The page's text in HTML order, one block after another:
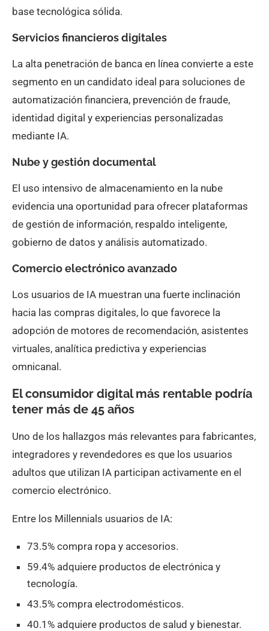
base tecnológica sólida.
Servicios financieros digitales
La alta penetración de banca en línea convierte a este
segmento en un candidato ideal para soluciones de
automatización financiera, prevención de fraude,
identidad digital y experiencias personalizadas
mediante IA.
Nube y gestión documental
El uso intensivo de almacenamiento en la nube
evidencia una oportunidad para ofrecer plataformas
de gestión de información, respaldo inteligente,
gobierno de datos y análisis automatizado.
Comercio electrónico avanzado
Los usuarios de IA muestran una fuerte inclinación
hacia las compras digitales, lo que favorece la
adopción de motores de recomendación, asistentes
virtuales, analítica predictiva y experiencias
omnicanal.
El consumidor digital más rentable podría
tener más de 45 años
Uno de los hallazgos más relevantes para fabricantes,
integradores y revendedores es que los usuarios
adultos que utilizan IA participan activamente en el
comercio electrónico.
Entre los Millennials usuarios de IA:
73.5% compra ropa y accesorios.
59.4% adquiere productos de electrónica y
tecnología.
43.5% compra electrodomésticos.
40.1% adquiere productos de salud y bienestar.